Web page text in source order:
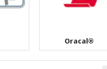
Oracal®